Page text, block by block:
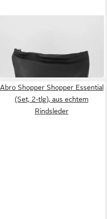
-22%
in 4-5 Werktagen bei dir
Abro Shopper Shopper Essential
(Set, 2-tlg), aus echtem
Rindsleder